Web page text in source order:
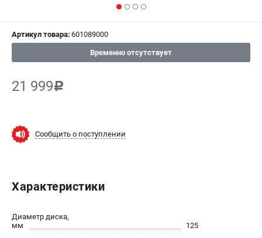
СЕРВИС
)
Сервисный центр
ИНФОРМАЦИЯ
Артикул товара: 601089000
Временно отсутствует
21 999c
Сообщить о поступлении
Характеристики
Диаметр диска,
мм
125